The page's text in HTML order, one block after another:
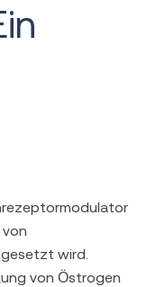
von
wird.
von Östrogen